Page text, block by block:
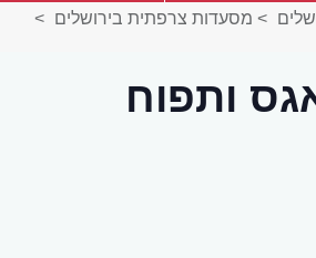
> מסעדות צרפתית בירושלים >
ותפוח